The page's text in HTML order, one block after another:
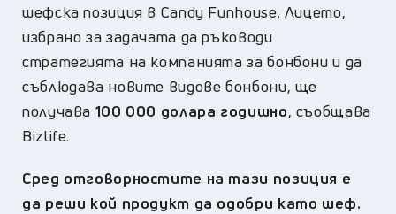
шефска позиция в Candy Funhouse. Лицето,
избрано за задачата да ръководи
стратегията на компанията за бонбони и да
съблюдава новите видове бонбони, ще
получава 100 000 долара годишно, съобщава
Bizlife.
Сред отговорностите на тази позиция е
да реши кой продукт да одобри като шеф.